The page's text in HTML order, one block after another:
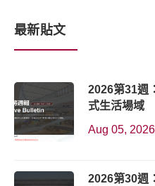
最新貼文
2026第31週
式生活場域
Aug 05, 2026
2026第30週